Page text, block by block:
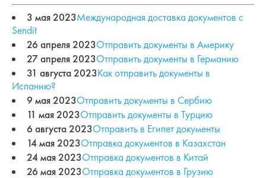
3 мая 2023Международная доставка документов с
Sendit
26 апреля 2023Отправить документы в Америку
27 апреля 2023Отправить документы в Германию
31 августа 2023Как отправить документы в
Испанию?
9 мая 2023Отправить документы в Сербию
11 мая 2023Отправить документы в Турцию
6 августа 2023Отправить в Египет документы
14 мая 2023Отправка документов в Казахстан
24 мая 2023Отправка документов в Китай
26 мая 2023Отправка документов в Грузию